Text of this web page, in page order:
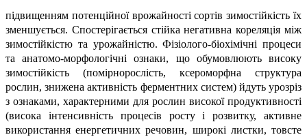
підвищенням потенційної врожайності сортів зимостійкість їх
зменшується. Спостерігається стійка негативна кореляція між
зимостійкістю та урожайністю. Фізіолого-біохімічні процеси
та анатомо-морфологічні ознаки, що обумовлюють високу
зимостійкість (помірнорослість, ксероморфна структура
рослин, знижена активність ферментних систем) йдуть урозріз
з ознаками, характерними для рослин високої продуктивності
(висока інтенсивність процесів росту і розвитку, активне
використання енергетичних речовин, широкі листки, товсте